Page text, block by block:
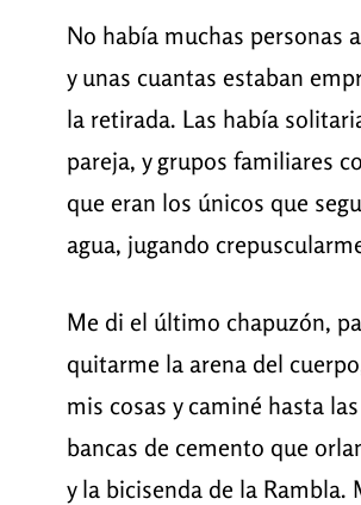
No había muchas personas
y unas cuantas estaban
la retirada. Las había
pareja, y grupos familiares
que eran los únicos que
agua, jugando
Me di el último chapuzón,
quitarme la arena del
mis cosas y caminé hasta
bancas de cemento que
y la bicisenda de la Rambla.